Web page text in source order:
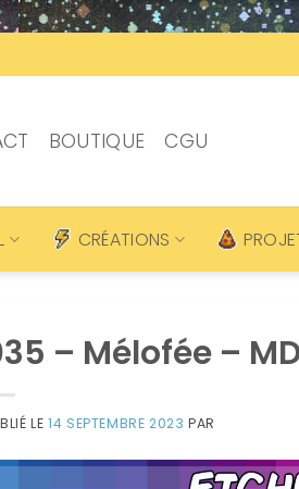
BOUTIQUE CGU
CRÉATIONS
– Mélofée –
LE14 SEPTEMBRE 2023 PAR